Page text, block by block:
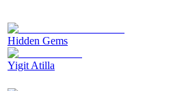
Hidden Gems
Yigit Atilla